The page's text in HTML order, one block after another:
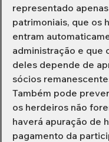
representado
patrimoniais, que os
entram
administração e que
deles depende de
sócios
Também pode
os herdeiros não
haverá apuração de
pagamento da